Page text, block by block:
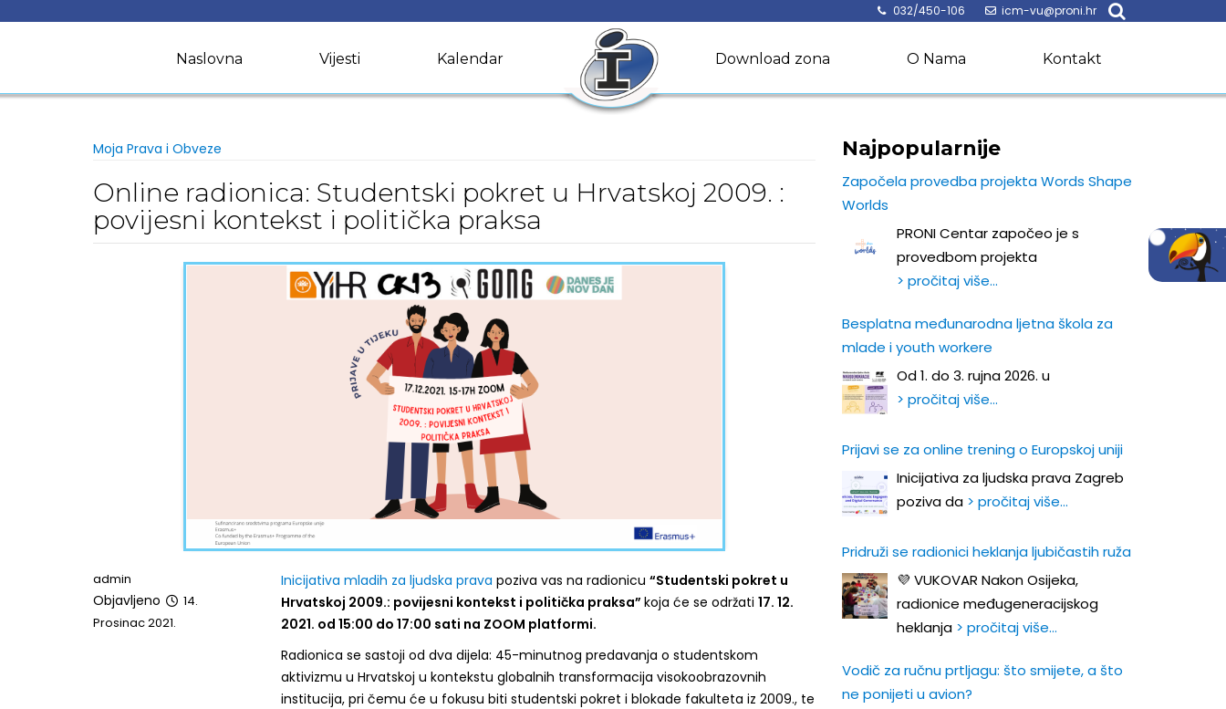
032/450-106 icm-vu@proni.hr
Naslovna Vijesti Kalendar Download zona O Nama Kontakt
Moja Prava i Obveze
Online radionica: Studentski pokret u Hrvatskoj 2009. :
povijesni kontekst i politička praksa
Inicijativa mladih za ljudska prava poziva vas na radionicu “Studentski pokret u
Hrvatskoj 2009.: povijesni kontekst i politička praksa” koja će se održati 17. 12.
2021. od 15:00 do 17:00 sati na ZOOM platformi.
Radionica se sastoji od dva dijela: 45-minutnog predavanja o studentskom
aktivizmu u Hrvatskoj u kontekstu globalnih transformacija visokoobrazovnih
institucija, pri čemu će u fokusu biti studentski pokret i blokade fakulteta iz 2009., te
admin
Objavljeno
14.
Prosinac 2021.
Najpopularnije
Započela provedba projekta Words Shape
Worlds
PRONI Centar započeo je s
provedbom projekta
> pročitaj više…
Besplatna međunarodna ljetna škola za
mlade i youth workere
Od 1. do 3. rujna 2026. u
> pročitaj više…
Prijavi se za online trening o Europskoj uniji
Inicijativa za ljudska prava Zagreb
poziva da > pročitaj više…
Pridruži se radionici heklanja ljubičastih ruža
💜 VUKOVAR Nakon Osijeka,
radionice međugeneracijskog
heklanja > pročitaj više…
Vodič za ručnu prtljagu: što smijete, a što
ne ponijeti u avion?